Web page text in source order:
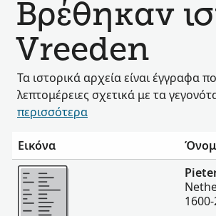
Βρέθηκαν
Vreeden
Τα ιστορικά αρχεία είναι έγγραφα
λεπτομέρειες σχετικά με τα
περισσότερα
Εικόνα
Περισσότερα